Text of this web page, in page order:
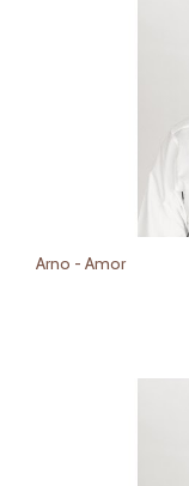
Arno - Amor